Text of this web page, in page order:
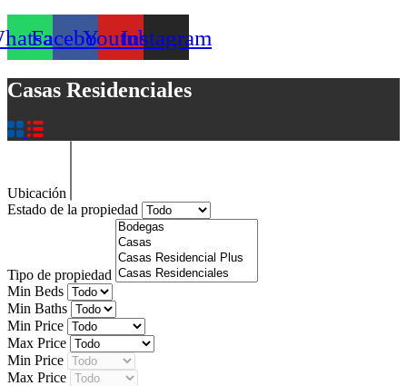
FacebookYoutubeInstagram
Casas Residenciales
Ubicación
Estado de la propiedad
Tipo de propiedad
Min Beds
Min Baths
Min Price
Max Price
Min Price
Max Price